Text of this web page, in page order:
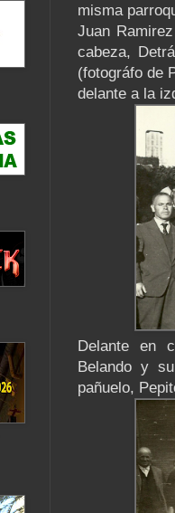
misma
Juan
cabeza,
(fotográfo de
delante a la
Delante en
Belando y
pañuelo,